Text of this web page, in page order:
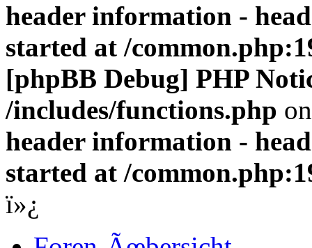
header information -
started at /
[phpBB Debug] PHP
/includes/functions.php
header information -
started at /
ï»¿